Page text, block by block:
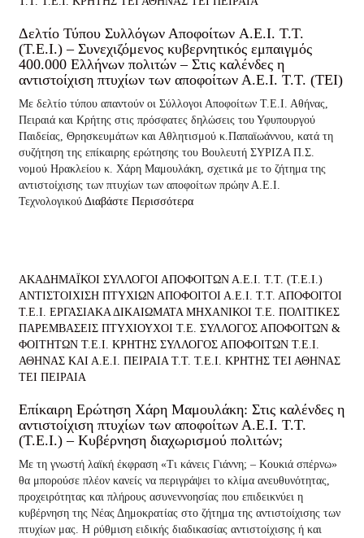
Δελτίο Τύπου Συλλόγων Αποφοίτων A.E.I. T.T.
(Τ.Ε.Ι.) – Συνεχιζόμενος κυβερνητικός εμπαιγμός
400.000 Ελλήνων πολιτών – Στις καλένδες η
αντιστοίχιση πτυχίων των αποφοίτων Α.Ε.Ι. Τ.Τ. (ΤΕΙ)
Με δελτίο τύπου απαντούν οι Σύλλογοι Αποφοίτων Τ.Ε.Ι. Αθήνας,
Πειραιά και Κρήτης στις πρόσφατες δηλώσεις του Υφυπουργού
Παιδείας, Θρησκευμάτων και Αθλητισμού κ.Παπαϊωάννου, κατά τη
συζήτηση της επίκαιρης ερώτησης του Βουλευτή ΣΥΡΙΖΑ Π.Σ.
νομού Ηρακλείου κ. Χάρη Μαμουλάκη, σχετικά με το ζήτημα της
αντιστοίχισης των πτυχίων των αποφοίτων πρώην Α.Ε.Ι.
Τεχνολογικού Διαβάστε Περισσότερα
ΑΚΑΔΗΜΑΪΚΟΙ ΣΥΛΛΟΓΟΙ ΑΠΟΦΟΙΤΩΝ Α.Ε.Ι. Τ.Τ. (Τ.Ε.Ι.)
ΑΝΤΙΣΤΟΙΧΙΣΗ ΠΤΥΧΙΩΝ ΑΠΟΦΟΙΤΟΙ Α.Ε.Ι. Τ.Τ. ΑΠΟΦΟΙΤΟΙ
Τ.Ε.Ι. ΕΡΓΑΣΙΑΚΑ ΔΙΚΑΙΩΜΑΤΑ ΜΗΧΑΝΙΚΟΙ Τ.Ε. ΠΟΛΙΤΙΚΕΣ
ΠΑΡΕΜΒΑΣΕΙΣ ΠΤΥΧΙΟΥΧΟΙ Τ.Ε. ΣΥΛΛΟΓΟΣ ΑΠΟΦΟΙΤΩΝ &
ΦΟΙΤΗΤΩΝ Τ.Ε.Ι. ΚΡΗΤΗΣ ΣΥΛΛΟΓΟΣ ΑΠΟΦΟΙΤΩΝ Τ.Ε.Ι.
ΑΘΗΝΑΣ ΚΑΙ Α.Ε.Ι. ΠΕΙΡΑΙΑ Τ.Τ. Τ.Ε.Ι. ΚΡΗΤΗΣ ΤΕΙ ΑΘΗΝΑΣ
ΤΕΙ ΠΕΙΡΑΙΑ
Επίκαιρη Ερώτηση Χάρη Μαμουλάκη: Στις καλένδες η
αντιστοίχιση πτυχίων των αποφοίτων Α.Ε.Ι. Τ.Τ.
(Τ.Ε.Ι.) – Κυβέρνηση διαχωρισμού πολιτών;
Με τη γνωστή λαϊκή έκφραση «Τι κάνεις Γιάννη; – Κουκιά σπέρνω»
θα μπορούσε πλέον κανείς να περιγράψει το κλίμα ανευθυνότητας,
προχειρότητας και πλήρους ασυνεννοησίας που επιδεικνύει η
κυβέρνηση της Νέας Δημοκρατίας στο ζήτημα της αντιστοίχισης των
πτυχίων μας. Η ρύθμιση ειδικής διαδικασίας αντιστοίχισης ή και